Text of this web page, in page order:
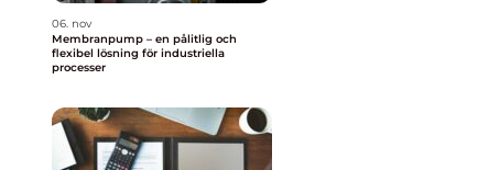
06. nov
Membranpump – en pålitlig och
flexibel lösning för industriella
processer